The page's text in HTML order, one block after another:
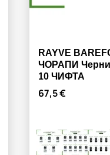
RAYVE
ЧОРАПИ
10 ЧИФТА
67,5 €